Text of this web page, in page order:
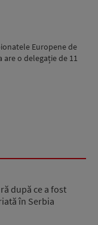
Europene de
are o delegație de 11
după ce a fost
în Serbia